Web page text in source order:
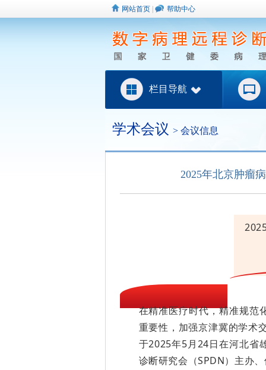
网站首页 帮助中心
栏目导航
学术会议 > 会议信息
2025年北京肿瘤
在精准医疗时代，精准规范
重要性，加强京津冀的学术
于2025年5月24日在河北省
诊断研究会（SPDN）主办